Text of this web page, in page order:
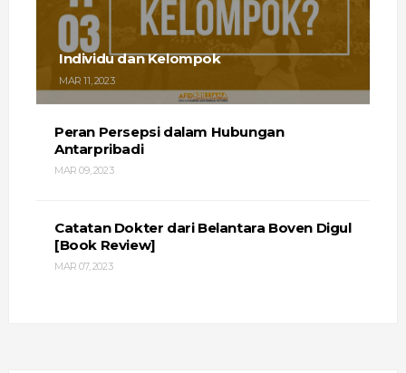
Individu dan Kelompok
MAR 11, 2023
Peran Persepsi dalam Hubungan
Antarpribadi
MAR 09, 2023
Catatan Dokter dari Belantara Boven Digul
[Book Review]
MAR 07, 2023